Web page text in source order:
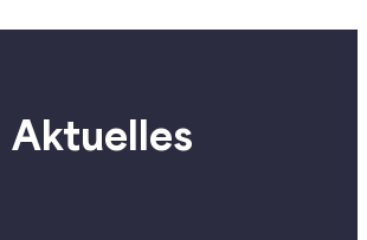
Aktuelles